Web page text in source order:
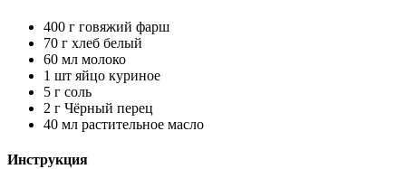
400 г говяжий фарш
70 г хлеб белый
60 мл молоко
1 шт яйцо куриное
5 г соль
2 г Чёрный перец
40 мл растительное масло
Инструкция